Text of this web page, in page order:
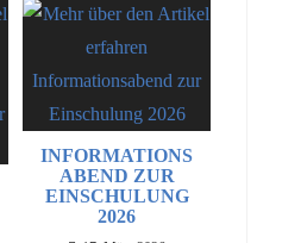
INFORMATIONS
ABEND ZUR
EINSCHULUNG
2026